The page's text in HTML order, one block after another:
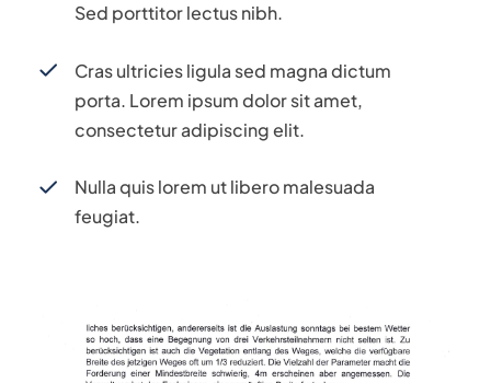
Sed porttitor lectus nibh.
Cras ultricies ligula sed magna dictum
porta. Lorem ipsum dolor sit amet,
consectetur adipiscing elit.
Nulla quis lorem ut libero malesuada
feugiat.